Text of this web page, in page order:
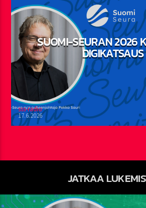
SUOMI-SEURAN 2026
DIGIKATSAUS
sss-radio
17.6.2026
JATKAA